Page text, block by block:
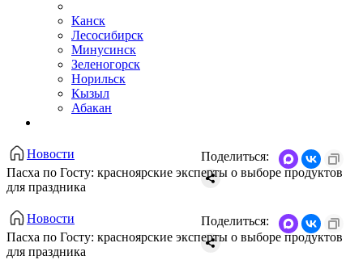
Канск
Лесосибирск
Минусинск
Зеленогорск
Норильск
Кызыл
Абакан
Новости
Пасха по Госту: красноярские эксперты о выборе продуктов
для праздника
Поделиться:
Новости
Пасха по Госту: красноярские эксперты о выборе продуктов
для праздника
Поделиться: